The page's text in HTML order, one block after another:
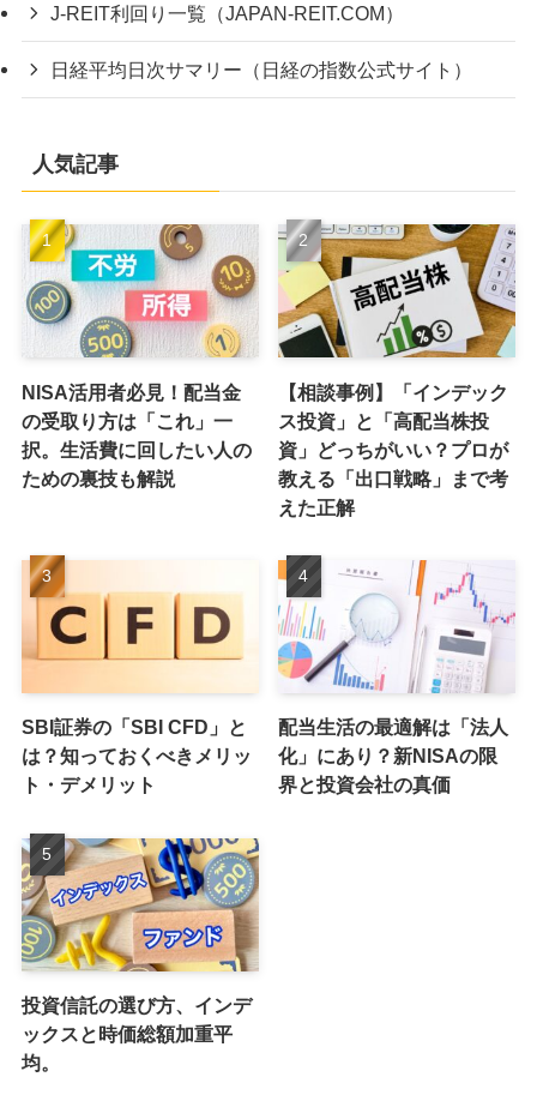
J-REIT利回り一覧（JAPAN-REIT.COM）
日経平均日次サマリー（日経の指数公式サイト）
人気記事
NISA活用者必見！配当金
の受取り方は「これ」一
択。生活費に回したい人の
ための裏技も解説
【相談事例】「インデック
ス投資」と「高配当株投
資」どっちがいい？プロが
教える「出口戦略」まで考
えた正解
SBI証券の「SBI CFD」と
は？知っておくべきメリッ
ト・デメリット
配当生活の最適解は「法人
化」にあり？新NISAの限
界と投資会社の真価
投資信託の選び方、インデ
ックスと時価総額加重平
均。